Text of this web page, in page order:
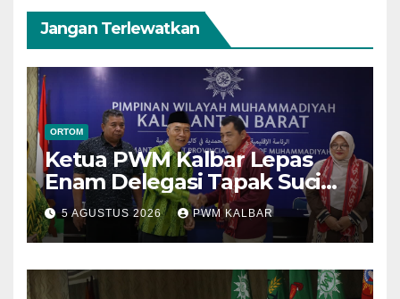
Jangan Terlewatkan
ORTOM
Ketua PWM Kalbar Lepas
Enam Delegasi Tapak Suci
Menuju Muktamar XVI di
Semarang
5 AGUSTUS 2026 PWM KALBAR